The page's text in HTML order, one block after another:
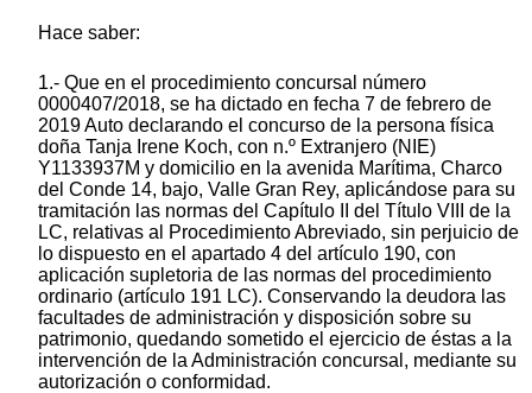
Hace saber:
1.- Que en el procedimiento concursal número
0000407/2018, se ha dictado en fecha 7 de febrero de
2019 Auto declarando el concurso de la persona física
doña Tanja Irene Koch, con n.º Extranjero (NIE)
Y1133937M y domicilio en la avenida Marítima, Charco
del Conde 14, bajo, Valle Gran Rey, aplicándose para su
tramitación las normas del Capítulo II del Título VIII de la
LC, relativas al Procedimiento Abreviado, sin perjuicio de
lo dispuesto en el apartado 4 del artículo 190, con
aplicación supletoria de las normas del procedimiento
ordinario (artículo 191 LC). Conservando la deudora las
facultades de administración y disposición sobre su
patrimonio, quedando sometido el ejercicio de éstas a la
intervención de la Administración concursal, mediante su
autorización o conformidad.